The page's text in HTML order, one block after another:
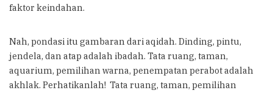
faktor keindahan.
Nah, pondasi itu gambaran dari aqidah. Dinding, pintu,
jendela, dan atap adalah ibadah. Tata ruang, taman,
aquarium, pemilihan warna, penempatan perabot adalah
akhlak. Perhatikanlah! Tata ruang, taman, pemilihan